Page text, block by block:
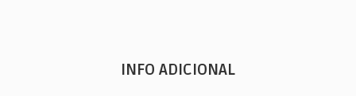
INFO ADICIONAL